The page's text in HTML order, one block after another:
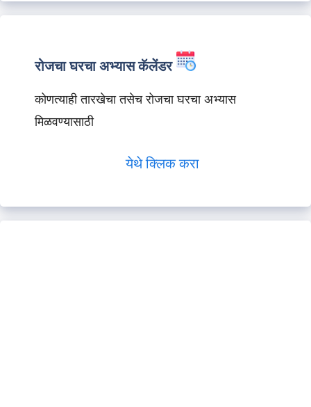
रोजचा घरचा अभ्यास कॅलेंडर
कोणत्याही तारखेचा तसेच रोजचा घरचा अभ्यास
मिळवण्यासाठी
येथे क्लिक करा